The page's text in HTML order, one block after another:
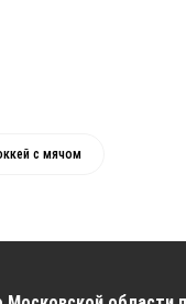
с мячом